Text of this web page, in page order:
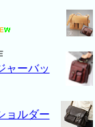
ャーバッ
ョルダー